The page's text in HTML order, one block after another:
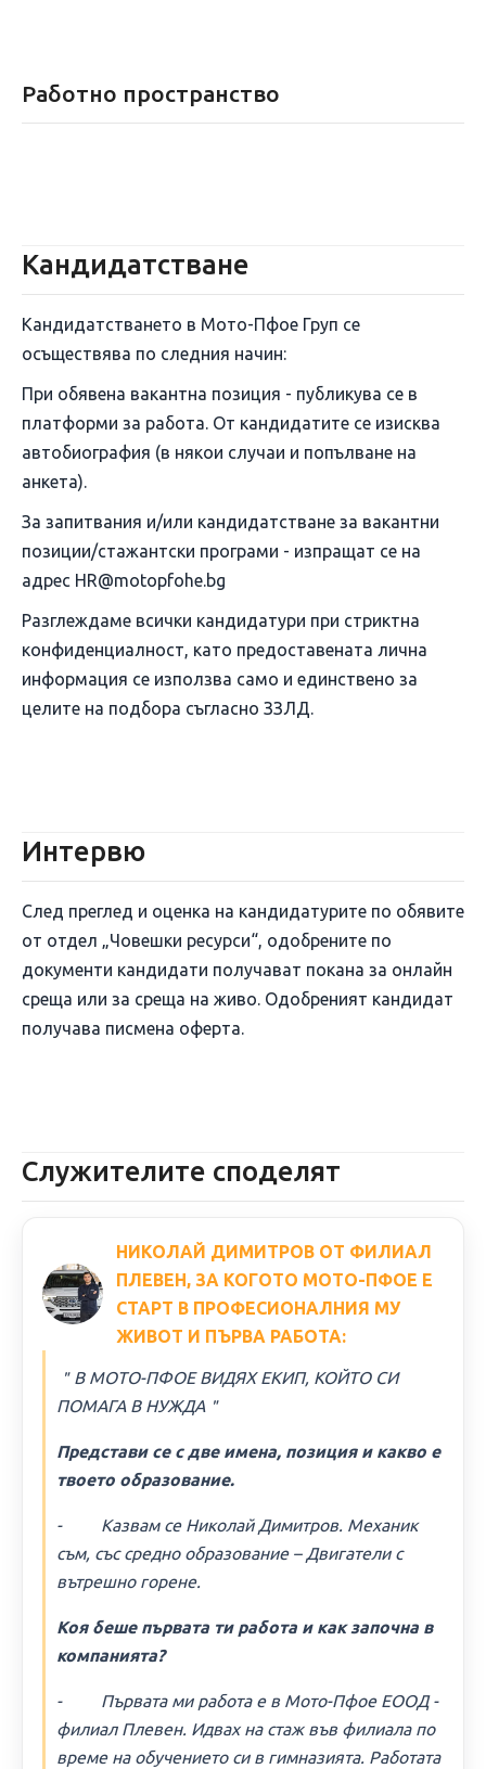
Работно пространство
Кандидатстване
Кандидатстването в Мото-Пфое Груп се
осъществява по следния начин:
При обявена вакантна позиция - публикува се в
платформи за работа. От кандидатите се изисква
автобиография (в някои случаи и попълване на
анкета).
За запитвания и/или кандидатстване за вакантни
позиции/стажантски програми - изпращат се на
адрес HR@motopfohe.bg
Разглеждаме всички кандидатури при стриктна
конфиденциалност, като предоставената лична
информация се използва само и единствено за
целите на подбора съгласно ЗЗЛД.
Интервю
След преглед и оценка на кандидатурите по обявите
от отдел „Човешки ресурси“, одобрените по
документи кандидати получават покана за онлайн
среща или за среща на живо. Одобреният кандидат
получава писмена оферта.
Служителите споделят
НИКОЛАЙ ДИМИТРОВ ОТ ФИЛИАЛ
ПЛЕВЕН, ЗА КОГОТО МОТО-ПФОЕ Е
СТАРТ В ПРОФЕСИОНАЛНИЯ МУ
ЖИВОТ И ПЪРВА РАБОТА:
＂В МОТО-ПФОЕ ВИДЯХ ЕКИП, КОЙТО СИ
ПОМАГА В НУЖДА＂
Представи се с две имена, позиция и какво е
твоето образование.
- Казвам се Николай Димитров. Механик
съм, със средно образование – Двигатели с
вътрешно горене.
Коя беше първата ти работа и как започна в
компанията?
- Първата ми работа е в Мото-Пфое ЕООД -
филиал Плевен. Идвах на стаж във филиала по
време на обучението си в гимназията. Работата